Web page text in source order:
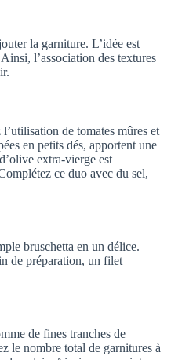
la garniture. L’idée est
l’association des textures
de tomates mûres et
en petits dés, apportent une
extra-vierge est
ce duo avec du sel,
bruschetta en un délice.
de préparation, un filet
de fines tranches de
le nombre total de garnitures à